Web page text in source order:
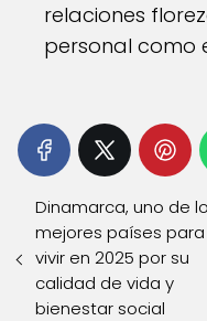
relaciones
personal como
Dinamarca, uno de
mejores países para
vivir en 2025 por su
calidad de vida y
bienestar social